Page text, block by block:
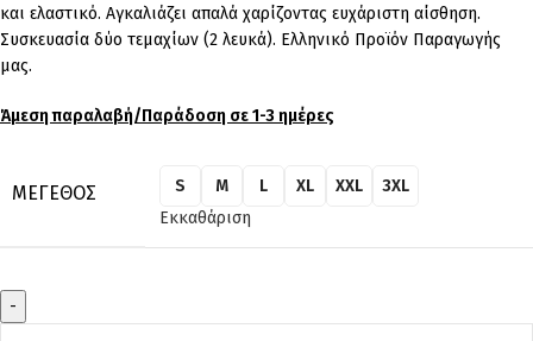
και ελαστικό. Αγκαλιάζει απαλά χαρίζοντας ευχάριστη αίσθηση.
Συσκευασία δύο τεμαχίων (2 λευκά). Ελληνικό Προϊόν Παραγωγής
μας.
Άμεση παραλαβή/Παράδοση σε 1-3 ημέρες
ΜΈΓΕΘΟΣ S M L XL XXL
3XL
Εκκαθάριση